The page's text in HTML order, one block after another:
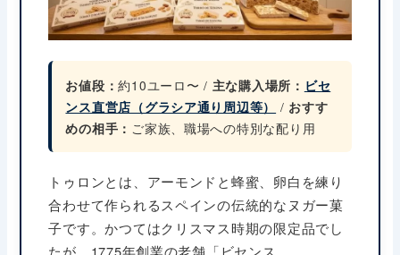
お値段：約10ユーロ〜 / 主な購入場所： ビセ
ンス直営店（グラシア通り周辺等）
/ おすす
めの相手： ご家族、職場への特別な配り用
トゥロンとは、アーモンドと蜂蜜、卵白を練り
合わせて作られるスペインの伝統的なヌガー菓
子です。かつてはクリスマス時期の限定品でし
たが、1775年創業の老舗「ビセンス